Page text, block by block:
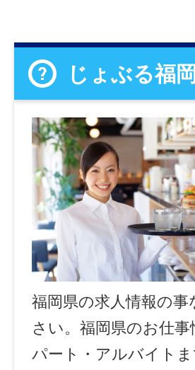
じょぶる福
福岡県の求人情報の
さい。福岡県のお仕
パート・アルバイト